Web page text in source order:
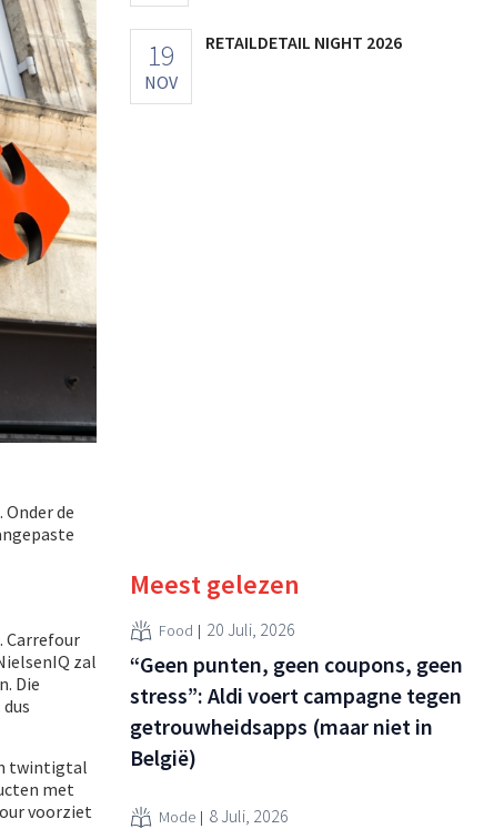
de
Carrefour
zal
Die
twintigtal
met
voorziet
19
NOV
RETAILDETAIL NIGHT 2026
Meest gelezen
Food 20 Juli, 2026
“Geen punten, geen coupons, geen
stress”: Aldi voert campagne tegen
getrouwheidsapps (maar niet in
België)
Mode 8 Juli, 2026